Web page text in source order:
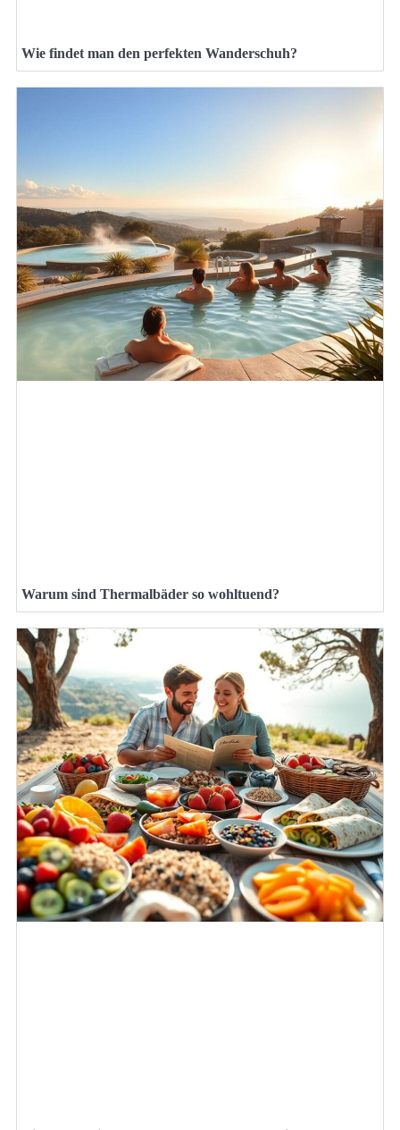
Wie findet man den perfekten Wanderschuh?
Warum sind Thermalbäder so wohltuend?